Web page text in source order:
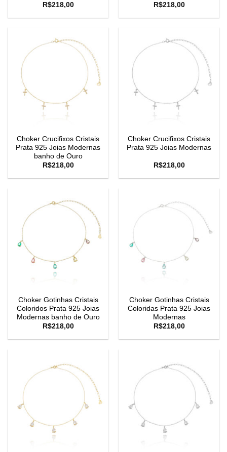
R$218,00 R$218,00
Choker Crucifixos Cristais
Prata 925 Joias Modernas
banho de Ouro
R$218,00
Choker Crucifixos Cristais
Prata 925 Joias Modernas
R$218,00
Choker Gotinhas Cristais
Coloridos Prata 925 Joias
Modernas banho de Ouro
R$218,00
Choker Gotinhas Cristais
Coloridas Prata 925 Joias
Modernas
R$218,00